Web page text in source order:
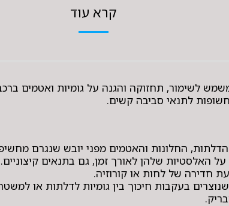
קרא עוד
לשימור, תחזוקה והגנה על גומיות ואטמים
לתנאי סביבה קשים.
הדלתות, החלונות והאטמים מפני יובש שנגרם
על האלסטיות שלהן לאורך זמן, גם בתנאים קיצוניים.
חדירה של לחות או קורוזיה.
בעקבות חיכוך בין גומיות לדלתות או